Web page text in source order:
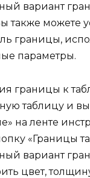
вариант
также можете
границы,
параметры.
границы к
таблицу и
на ленте
«Границы
вариант
цвет,